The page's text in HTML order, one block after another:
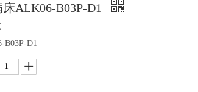
ALK06-B03P-D1
B03P-D1